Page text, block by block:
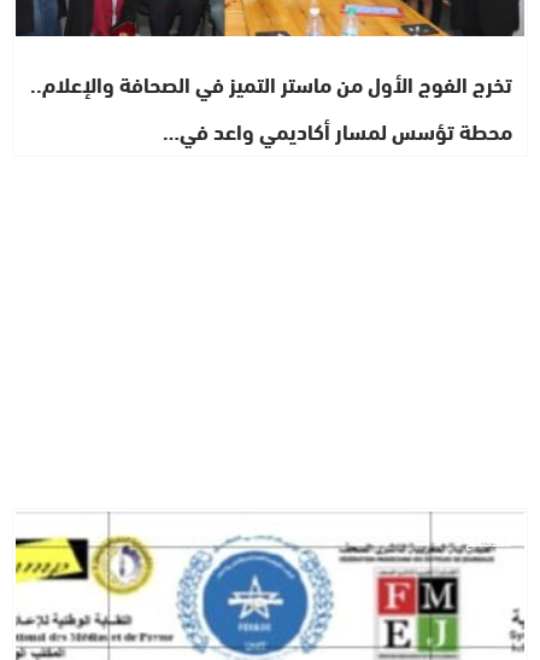
تخرج الفوج الأول من ماستر التميز في الصحافة والإعلام..
محطة تؤسس لمسار أكاديمي واعد في…
مجتمع